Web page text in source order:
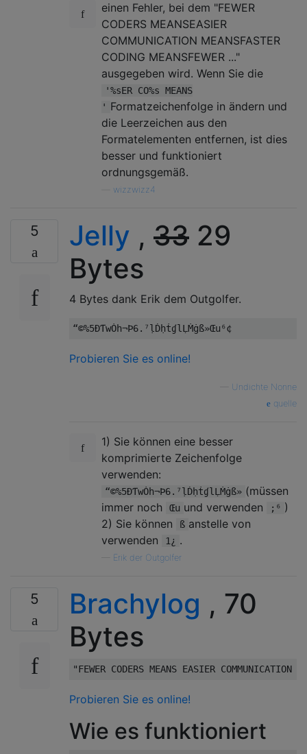
einen Fehler, bei dem "FEWER
CODERS MEANSEASIER
COMMUNICATION MEANSFASTER
CODING MEANSFEWER ..."
ausgegeben wird. Wenn Sie die
'%sER CO%s MEANS
' Formatzeichenfolge in ändern und
die Leerzeichen aus den
Formatelementen entfernen, ist dies
besser und funktioniert
ordnungsgemäß.
wizzwizz4
5 Jelly , 33 29
Bytes
4 Bytes dank Erik dem Outgolfer.
Probieren Sie es online!
Undichte Nonne
quelle
1) Sie können eine besser
komprimierte Zeichenfolge
verwenden:
“©%5ÐƬwȮh¬Þ6.⁷ḷḊḥṫɠlḶṀġß» (müssen
immer noch
Œu und verwenden ;⁶ )
2) Sie können
ß anstelle von
verwenden
1¿ .
Erik der Outgolfer
5 Brachylog , 70
Bytes
Probieren Sie es online!
Wie es funktioniert